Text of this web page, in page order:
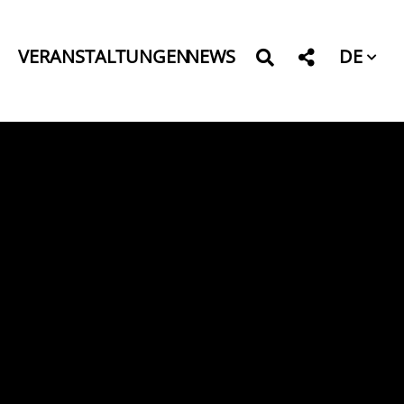
VERANSTALTUNGENNEWS DE